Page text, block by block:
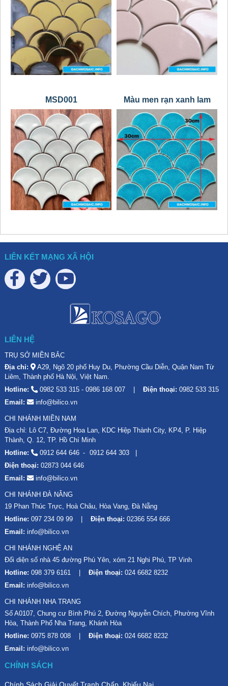
MSD001 Màu men rạn xanh lam
LIÊN KẾT MẠNG XÃ HỘI
LIÊN HỆ
TRỤ SỞ MIỀN BẮC
Địa chỉ:
A29, Ngõ 20 phố Huy Du, Phường Cầu Diễn, Quận Nam Từ
Liêm, Thành phố Hà Nội, Việt Nam.
Hotline:
0982 533 315 - 0986 168 007 Điện thoại: 0982 533 315
Email:
info@bilico.vn
CHI NHÁNH MIỀN NAM
Địa chỉ: Lô C7, Đường Hoa Lan, KDC Hiệp Thành City, KP4, P. Hiệp
Thành, Q. 12, TP. Hồ Chí Minh
Hotline:
0912 644 646
0912 644 303
Điện thoại: 02873 044 646
Email:
info@bilico.vn
CHI NHÁNH ĐÀ NẴNG
19 Phan Thúc Trực, Hoà Châu, Hòa Vang, Đà Nẵng
Hotline: 097 234 09 99 Điện thoại: 02366 554 666
Email: info@bilico.vn
CHI NHÁNH NGHỆ AN
Đối diện số nhà 45 đường Phú Yên, xóm 21 Nghi Phú, TP Vinh
Hotline: 098 379 6161 Điện thoại: 024 6682 8232
Email: info@bilico.vn
CHI NHÁNH NHA TRANG
Số A0107, Chung cư Bình Phú 2, Đường Nguyễn Chích, Phường Vĩnh
Hòa, Thành Phố Nha Trang, Khánh Hòa
Hotline: 0975 878 008 Điện thoại: 024 6682 8232
Email: info@bilico.vn
CHÍNH SÁCH
Chính Sách Giải Quyết Tranh Chấp, Khiếu Nại